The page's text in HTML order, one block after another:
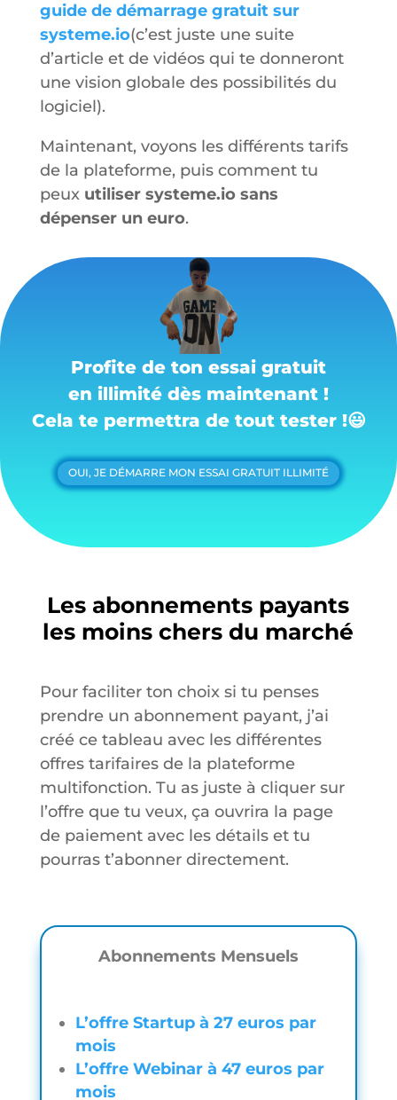
guide de démarrage gratuit sur
systeme.io(c’est juste une suite
d’article et de vidéos qui te donneront
une vision globale des possibilités du
logiciel).
Maintenant, voyons les différents tarifs
de la plateforme, puis comment tu
peux utiliser systeme.io sans
dépenser un euro.
Profite de ton essai gratuit
en illimité dès maintenant !
Cela te permettra de tout tester !😃
OUI, JE DÉMARRE MON ESSAI GRATUIT ILLIMITÉ
Les abonnements payants
les moins chers du marché
Pour faciliter ton choix si tu penses
prendre un abonnement payant, j’ai
créé ce tableau avec les différentes
offres tarifaires de la plateforme
multifonction. Tu as juste à cliquer sur
l’offre que tu veux, ça ouvrira la page
de paiement avec les détails et tu
pourras t’abonner directement.
Abonnements Mensuels
L’offre Startup à 27 euros par
mois
L’offre Webinar à 47 euros par
mois